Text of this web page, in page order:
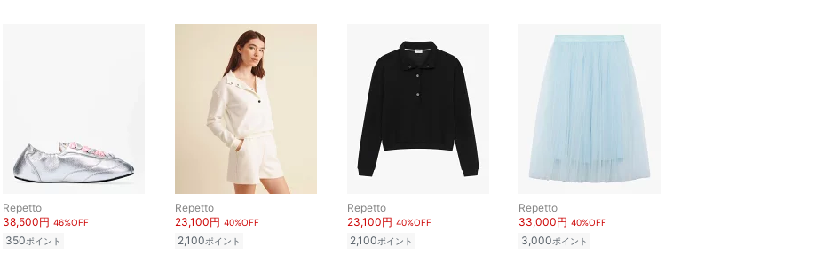
Repetto
38,500円 46%OFF
350ポイント
Repetto
23,100円 40%OFF
2,100ポイント
Repetto
23,100円 40%OFF
2,100ポイント
Repetto
33,000円 40%OFF
3,000ポイント